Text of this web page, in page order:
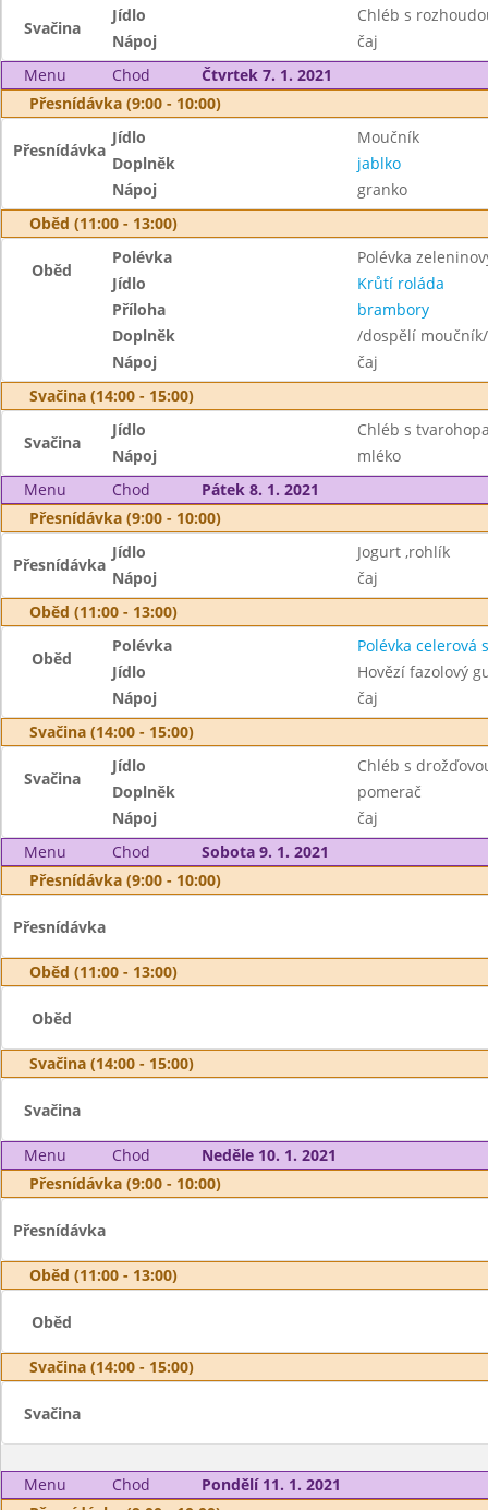
Svačina
Jídlo
Chléb s
Nápoj
čaj
Menu
Chod
Čtvrtek 7. 1. 2021
Přesnídávka (9:00 - 10:00)
Přesnídávka
Jídlo
Moučník
Doplněk
jablko
Nápoj
granko
Oběd (11:00 - 13:00)
Oběd
Polévka
Polévka
Jídlo
Krůtí roláda
Příloha
brambory
Doplněk
/dospělí moučník/
Nápoj
čaj
Svačina (14:00 - 15:00)
Svačina
Jídlo
Chléb s
Nápoj
mléko
Menu
Chod
Pátek 8. 1. 2021
Přesnídávka (9:00 - 10:00)
Přesnídávka
Jídlo
Jogurt ,rohlík
Nápoj
čaj
Oběd (11:00 - 13:00)
Oběd
Polévka
Polévka celerová
Jídlo
Hovězí fazolový
Nápoj
čaj
Svačina (14:00 - 15:00)
Svačina
Jídlo
Chléb s
Doplněk
pomerač
Nápoj
čaj
Menu
Chod
Sobota 9. 1. 2021
Přesnídávka (9:00 - 10:00)
Přesnídávka
Oběd (11:00 - 13:00)
Oběd
Svačina (14:00 - 15:00)
Svačina
Menu Chod
Neděle 10. 1. 2021
Přesnídávka (9:00 - 10:00)
Přesnídávka
Oběd (11:00 - 13:00)
Oběd
Svačina (14:00 - 15:00)
Svačina
Menu Chod
Pondělí 11. 1. 2021